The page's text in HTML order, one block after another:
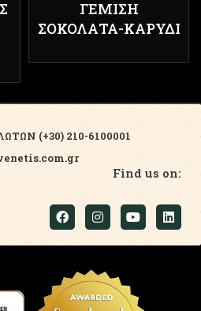
ΓΈΜΙΣΗ
ΣΟΚΟΛΆΤΑ-ΚΑΡΎΔΙ
(+30) 210-6100001
Find us on: